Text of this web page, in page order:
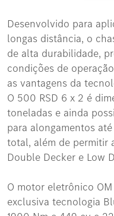
Desenvolvido para
longas distância, o
de alta durabilidade,
condições de
as vantagens da
O 500 RSD 6 x 2 é
toneladas e ainda
para alongamentos
total, além de permitir
Double Decker e Low
O motor eletrônico
exclusiva tecnologia